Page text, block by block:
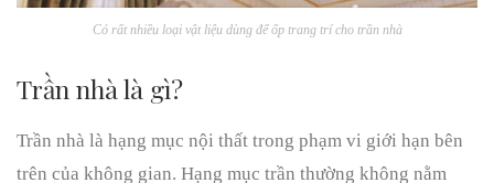
Có rất nhiều loại vật liệu dùng để ốp trang trí cho trần nhà
Trần nhà là gì?
Trần nhà là hạng mục nội thất trong phạm vi giới hạn bên
trên của không gian. Hạng mục trần thường không nằm